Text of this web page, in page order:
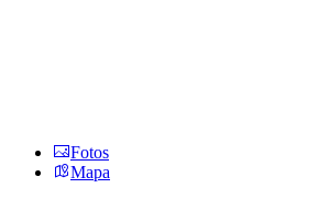
Fotos
Mapa